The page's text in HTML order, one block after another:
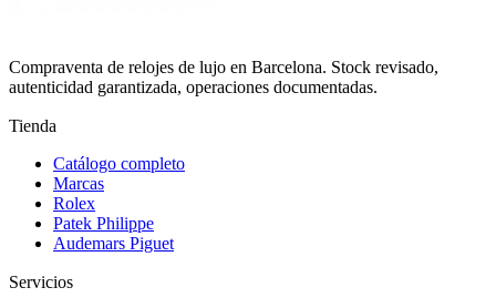
Compraventa de relojes de lujo en Barcelona. Stock revisado,
autenticidad garantizada, operaciones documentadas.
Tienda
Catálogo completo
Marcas
Rolex
Patek Philippe
Audemars Piguet
Servicios